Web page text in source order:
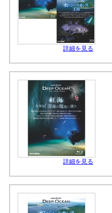
詳細を見る
詳細を見る